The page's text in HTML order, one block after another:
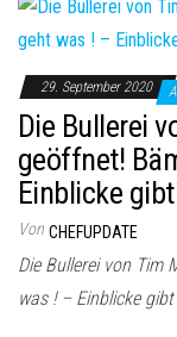
29. September 2020
Die Bullerei
geöffnet!
Einblicke
Von CHEFUPDATE
Die Bullerei von Tim
was ! – Einblicke